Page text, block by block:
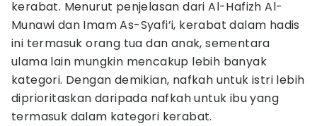
kerabat. Menurut penjelasan dari Al-Hafizh Al-
Munawi dan Imam As-Syafi’i, kerabat dalam hadis
ini termasuk orang tua dan anak, sementara
ulama lain mungkin mencakup lebih banyak
kategori. Dengan demikian, nafkah untuk istri lebih
diprioritaskan daripada nafkah untuk ibu yang
termasuk dalam kategori kerabat.